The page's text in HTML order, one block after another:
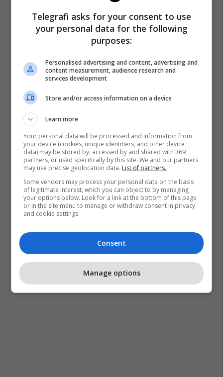
Telegrafi asks for your consent to use
your personal data for the following
purposes:
Personalised advertising and content, advertising and
content measurement, audience research and
services development
Store and/or access information on a device
Learn more
Your personal data will be processed and information from
your device (cookies, unique identifiers, and other device
data) may be stored by, accessed by and shared with 369
partners, or used specifically by this site. We and our partners
may use precise geolocation data. List of partners.
Some vendors may process your personal data on the basis
of legitimate interest, which you can object to by managing
your options below. Look for a link at the bottom of this page
or in the site menu to manage or withdraw consent in privacy
and cookie settings.
Consent
Manage options